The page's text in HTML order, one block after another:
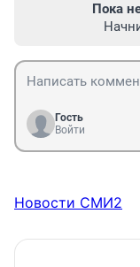
Пока
Гость
Войти
Новости СМИ2